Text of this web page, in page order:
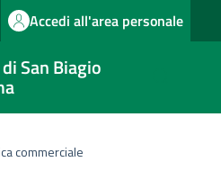
Accedi all'area personale
San Biagio
commerciale